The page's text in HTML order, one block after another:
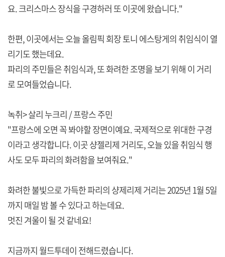
요. 크리스마스 장식을 구경하러 또 이곳에 왔습니다."
한편, 이곳에서는 오늘 올림픽 회장 토니 에스탕게의 취임식이 열
리기도 했는데요.
파리의 주민들은 취임식과, 또 화려한 조명을 보기 위해 이 거리
로 모여들었습니다.
녹취> 살리 누크리 / 프랑스 주민
"프랑스에 오면 꼭 봐야할 장면이예요. 국제적으로 위대한 구경
이라고 생각합니다. 이곳 샹젤리제 거리도, 오늘 있을 취임식 행
사도 모두 파리의 화려함을 보여줘요."
화려한 불빛으로 가득한 파리의 샹제리제 거리는 2025년 1월 5일
까지 매일 밤 볼 수 있다고 하는데요.
멋진 겨울이 될 것 같네요!
지금까지 월드투데이 전해드렸습니다.